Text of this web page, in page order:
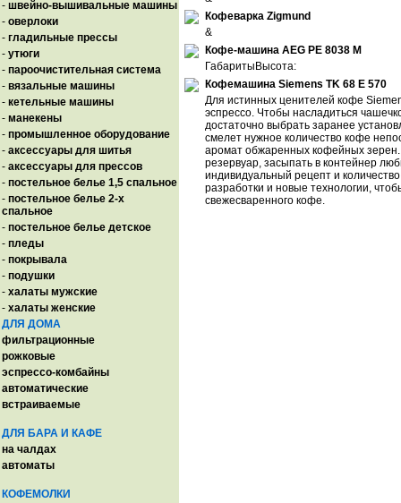
- швейно-вышивальные машины
- оверлоки
- гладильные прессы
- утюги
- пароочистительная система
- вязальные машины
- кетельные машины
- манекены
- промышленное оборудование
- аксессуары для шитья
- аксессуары для прессов
- постельное белье 1,5 спальное
- постельное белье 2-х
спальное
- постельное белье детское
- пледы
- покрывала
- подушки
- халаты мужские
- халаты женские
ДЛЯ ДОМА
фильтрационные
рожковые
эспрессо-комбайны
автоматические
встраиваемые
ДЛЯ БАРА И КАФЕ
на чалдах
автоматы
КОФЕМОЛКИ
Кофеварка Zigmund
&
Кофе-машина AEG PE 8038 M
ГабаритыВысота:
Кофемашина Siemens TK 68 E 570
Для истинных ценителей кофе
эспрессо. Чтобы насладиться
достаточно выбрать заранее
смелет нужное количество кофе
аромат обжаренных кофейных
резервуар, засыпать в контейнер
индивидуальный рецепт и
разработки и новые технологии,
свежесваренного кофе.